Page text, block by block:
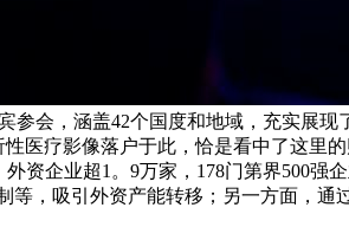
会，涵盖42个国度和地域，充实展
医疗影像落户于此，恰是看中了这里
资企业超1。9万家，178门第界500
，吸引外资产能转移；另一方面，